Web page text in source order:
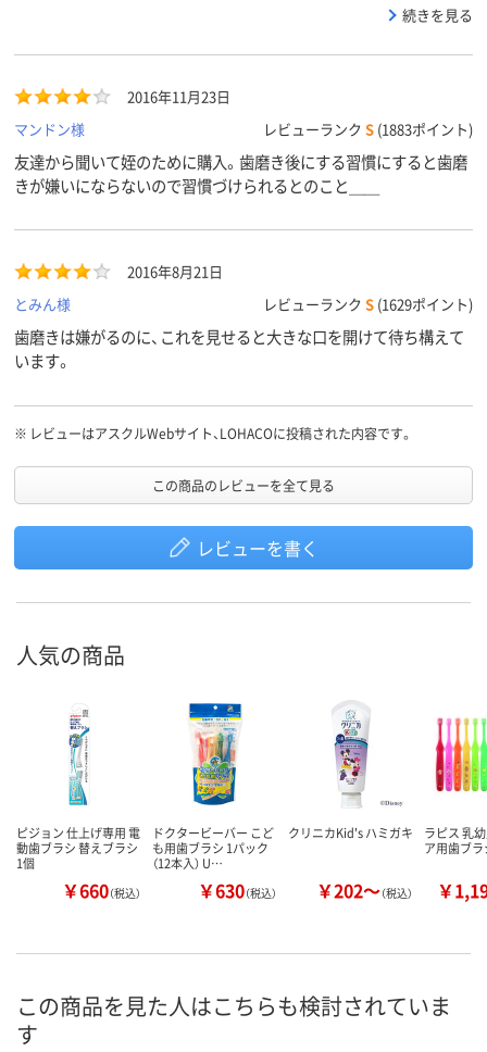
続きを見る
2016年11月23日
マンドン様
レビューランク S (1883ポイント)
友達から聞いて姪のために購入。歯磨き後にする習慣にすると歯磨
きが嫌いにならないので習慣づけられるとのこと＿＿
2016年8月21日
とみん様
レビューランク S (1629ポイント)
歯磨きは嫌がるのに、これを見せると大きな口を開けて待ち構えて
います。
※ レビューはアスクルWebサイト、LOHACOに投稿された内容です。
この商品のレビューを全て見る
レビューを書く
人気の商品
ピジョン 仕上げ専用 電
動歯ブラシ 替えブラシ
1個
￥660（税込）
ドクタービーバー こど
も用歯ブラシ 1パック
（12本入） U…
￥630（税込）
クリニカKid's ハミガキ
￥202～（税込）
ラピス 乳
ア用歯ブラ
￥
この商品を見た人はこちらも検討されていま
す